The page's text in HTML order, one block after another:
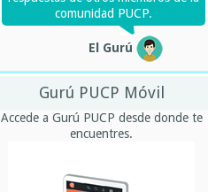
comunidad PUCP.
El Gurú
Gurú PUCP Móvil
Accede a Gurú PUCP desde donde te
encuentres.